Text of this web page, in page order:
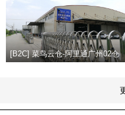
[B2C] 菜鸟云仓-阿里通广州02仓